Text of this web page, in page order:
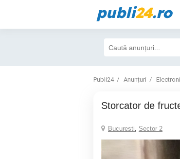
publi24.ro
Publi24 Anunțuri
Storcator de
Bucuresti, Sector 2